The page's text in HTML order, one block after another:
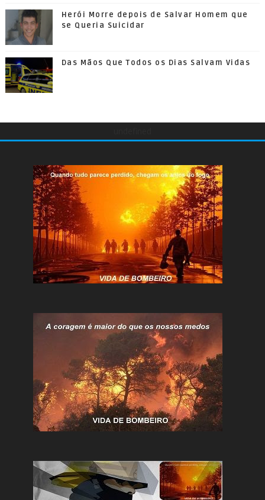
Herói Morre depois de Salvar Homem que
se Queria Suicidar
Das Mãos Que Todos os Dias Salvam Vidas